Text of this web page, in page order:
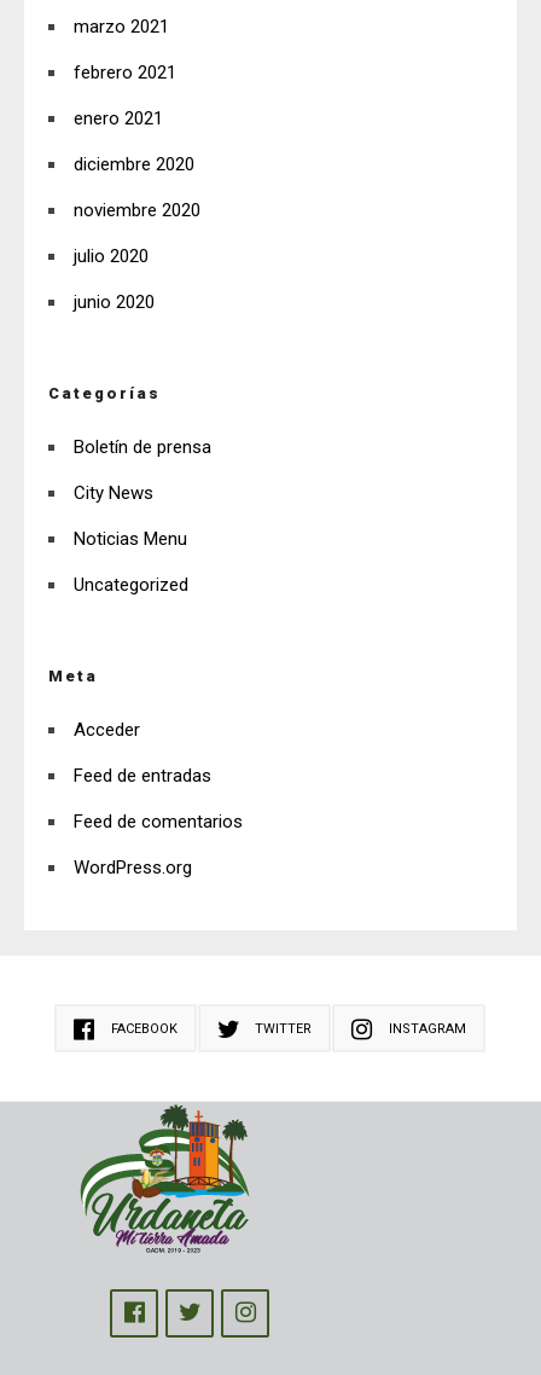
marzo 2021
febrero 2021
enero 2021
diciembre 2020
noviembre 2020
julio 2020
junio 2020
Categorías
Boletín de prensa
City News
Noticias Menu
Uncategorized
Meta
Acceder
Feed de entradas
Feed de comentarios
WordPress.org
FACEBOOK TWITTER INSTAGRAM